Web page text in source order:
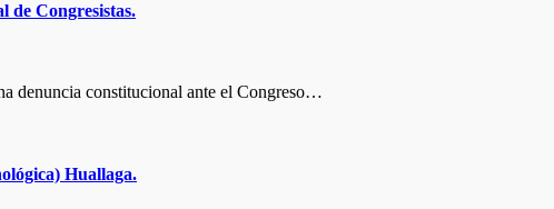
de Congresistas.
denuncia constitucional ante el Congreso…
Huallaga.